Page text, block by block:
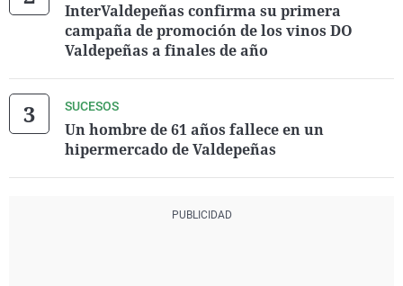
InterValdepeñas confirma su primera
campaña de promoción de los vinos DO
Valdepeñas a finales de año
SUCESOS
Un hombre de 61 años fallece en un
hipermercado de Valdepeñas